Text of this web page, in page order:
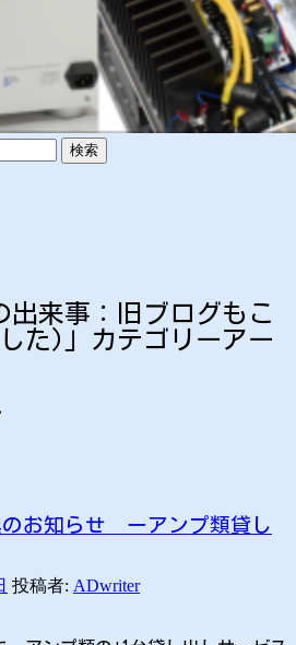
出来事：旧ブログもこ
た) 」カテゴリーアー
のお知らせ ーアンプ類貸し
投稿者: ADwriter